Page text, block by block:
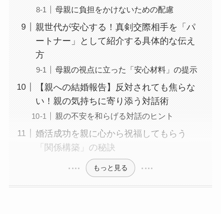
母親に負担をかけないための配慮
親世代が安心する！真剣交際相手を「パ
ートナー」として紹介する具体的な伝え
方
母親の視点に立った「安心材料」の提示
【親への結婚報告】反対されても焦らな
い！親の気持ちに寄り添う対話術
親の不安を和らげる対話のヒント
婚活成功を親に心から祝福してもらう
「関係構築」の秘訣
もっと見る